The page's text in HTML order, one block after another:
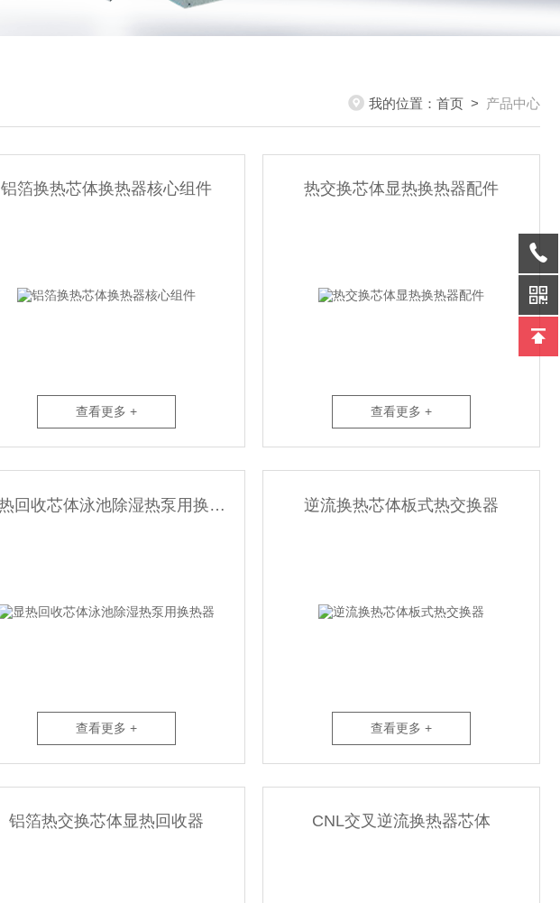
我的位置： 首页 > 产品中心
铝箔换热芯体换热器核心组件
查看更多 +
热交换芯体显热换热器配件
查看更多 +
显热回收芯体泳池除湿热泵用换热器
查看更多 +
逆流换热芯体板式热交换器
查看更多 +
铝箔热交换芯体显热回收器 CNL交叉逆流换热器芯体